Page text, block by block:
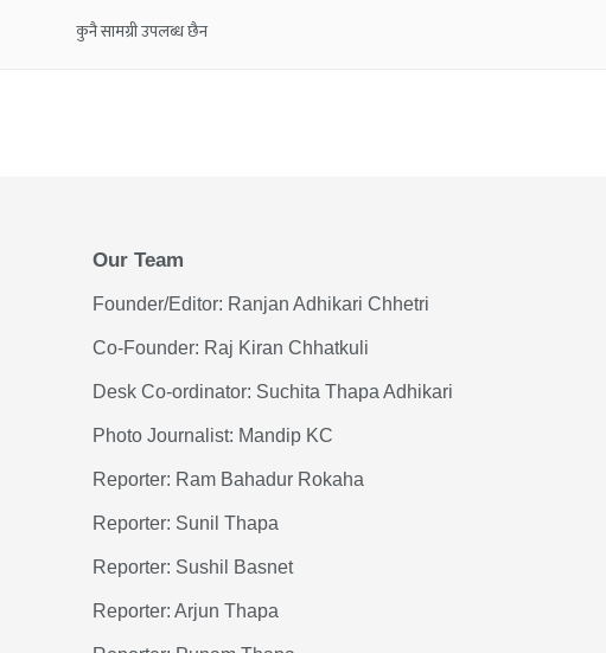
कुनै सामग्री उपलब्ध छैन
Our Team
Founder/Editor: Ranjan Adhikari Chhetri
Co-Founder: Raj Kiran Chhatkuli
Desk Co-ordinator: Suchita Thapa Adhikari
Photo Journalist: Mandip KC
Reporter: Ram Bahadur Rokaha
Reporter: Sunil Thapa
Reporter: Sushil Basnet
Reporter: Arjun Thapa